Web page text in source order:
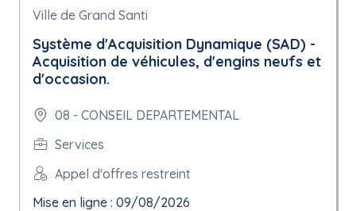
Ville de Grand Santi
Système d'Acquisition Dynamique (SAD) -
Acquisition de véhicules, d'engins neufs et
d'occasion.
08 - CONSEIL DEPARTEMENTAL
Services
Appel d'offres restreint
Mise en ligne : 09/08/2026